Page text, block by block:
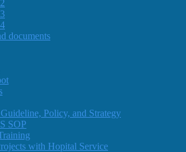
documents
Policy, and Strategy
SOP
with Hopital Service